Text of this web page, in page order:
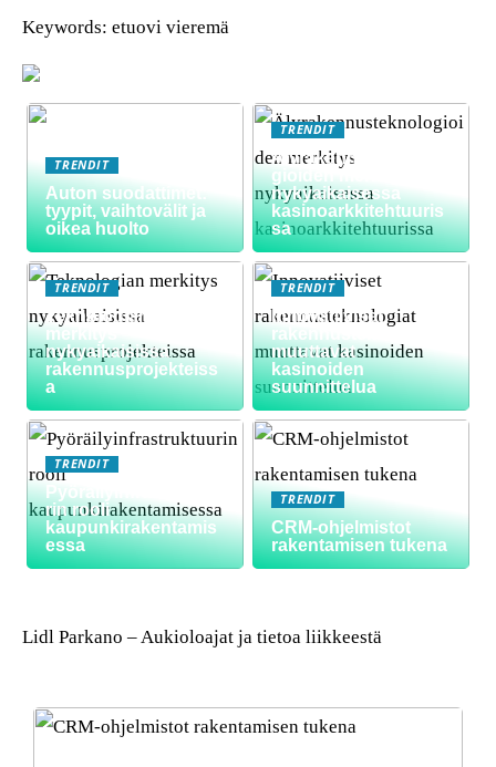
Keywords: etuovi vieremä
TRENDIT
Auton suodattimet:
tyypit, vaihtovälit ja
oikea huolto
TRENDIT
Älyrakennusteknolo
gioiden merkitys
nykyaikaisessa
kasinoarkkitehtuuris
sa
TRENDIT
Teknologian
merkitys
nykyaikaisissa
rakennusprojekteiss
a
TRENDIT
Innovatiiviset
rakennusteknologiat
muuttavat
kasinoiden
suunnittelua
TRENDIT
Pyöräilyinfrastruktuu
rin rooli
kaupunkirakentamis
essa
TRENDIT
CRM-ohjelmistot
rakentamisen tukena
Lidl Parkano – Aukioloajat ja tietoa liikkeestä